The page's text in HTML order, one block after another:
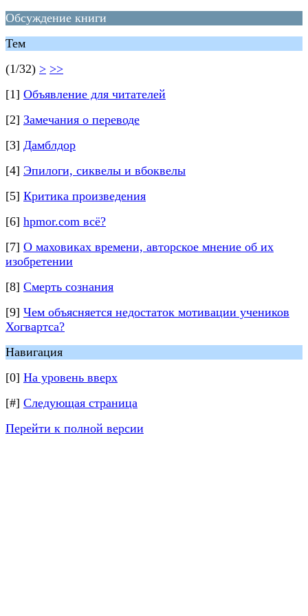
Обсуждение книги
Тем
(1/32) > >>
[1] Объявление для читателей
[2] Замечания о переводе
[3] Дамблдор
[4] Эпилоги, сиквелы и вбоквелы
[5] Критика произведения
[6] hpmor.com всё?
[7] О маховиках времени, авторское мнение об их
изобретении
[8] Смерть сознания
[9] Чем объясняется недостаток мотивации учеников
Хогвартса?
Навигация
[0] На уровень вверх
[#] Следующая страница
Перейти к полной версии